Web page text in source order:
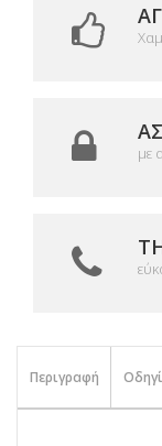
με
Περιγραφή